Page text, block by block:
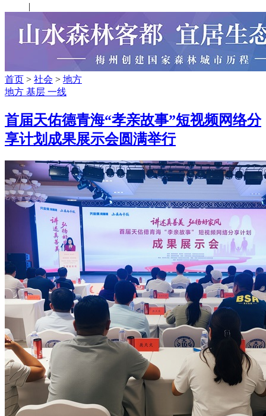
|
首页 > 社会 > 地方
地方 基层 一线
首届天佑德青海“孝亲故事”短视频网络分
享计划成果展示会圆满举行